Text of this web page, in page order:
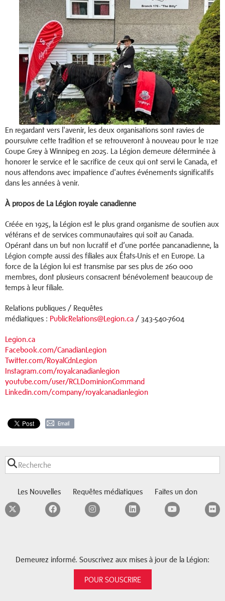
En regardant vers l'avenir, les deux organisations sont ravies de
poursuivre cette tradition et se retrouveront à nouveau pour le 112e
Coupe Grey à Winnipeg en 2025. La Légion demeure déterminée à
honorer le service et le sacrifice de ceux qui ont servi le Canada, et
nous attendons avec impatience d'autres événements significatifs
dans les années à venir.
À propos de La Légion royale canadienne
Créée en 1925, la Légion est le plus grand organisme de soutien aux
vétérans et de services communautaires qui soit au Canada.
Opérant dans un but non lucratif et d’une portée pancanadienne, la
Légion compte aussi des filiales aux États-Unis et en Europe. La
force de la Légion lui est transmise par ses plus de 260 000
membres, dont plusieurs consacrent bénévolement beaucoup de
temps à leur filiale.
Relations publiques / Requêtes
médiatiques : PublicRelations@Legion.ca / 343-540-7604
Legion.ca
Facebook.com/CanadianLegion
Twitter.com/RoyalCdnLegion
Instagram.com/royalcanadianlegion
youtube.com/user/RCLDominionCommand
Linkedin.com/company/royalcanadianlegion
Email
Les Nouvelles Requêtes médiatiques Faites un don
TwitterFacebookInstagramLinkedInYouTube
Demeurez informé. Souscrivez aux mises à jour de la Légion:
POUR SOUSCRIRE